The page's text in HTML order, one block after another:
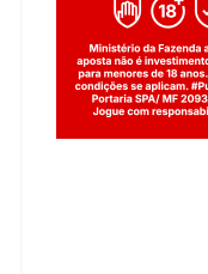
Jogue com